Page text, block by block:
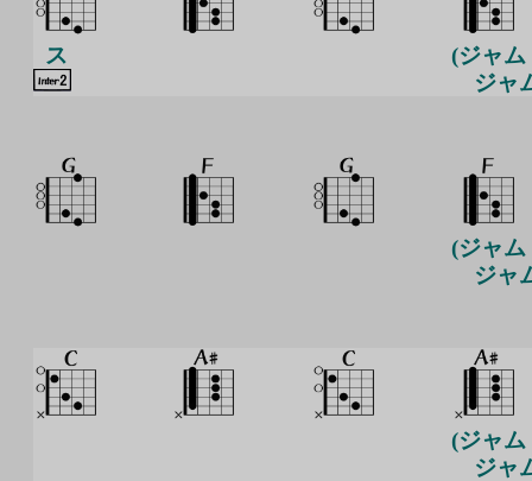
ス
(ジャム
ジャ
(ジャム
ジャ
(ジャム
ジャ